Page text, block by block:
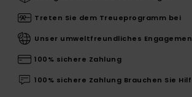
Treten Sie dem Treueprogramm bei
Unser umweltfreundliches
100% sichere Zahlung
100% sichere Zahlung Brauchen Sie